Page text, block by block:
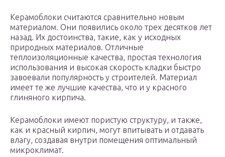
Керамоблоки считаются сравнительно новым
материалом. Они появились около трех десятков лет
назад. Их достоинства, такие, как у исходных
природных материалов. Отличные
теплоизоляционные качества, простая технология
использования и высокая скорость кладки быстро
завоевали популярность у строителей. Материал
имеет те же лучшие качества, что и у красного
глиняного кирпича.
Керамоблоки имеют пористую структуру, и также,
как и красный кирпич, могут впитывать и отдавать
влагу, создавая внутри помещения оптимальный
микроклимат.